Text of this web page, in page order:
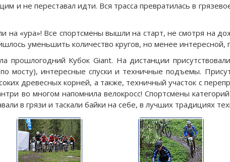
и не переставал идти. Вся трасса превратилась в
на «ура»! Все спортсмены вышли на старт, не смотря на
уменьшить количество кругов, но менее интересной,
прошлогодний Кубок Giant. На дистанции
мосту), интересные спуски и техничные подъемы.
древесных корней, а также, техничный участок с
во многом напомнила велокросс! Спортсмены
в грязи и таскали байки на себе, в лучших традициях